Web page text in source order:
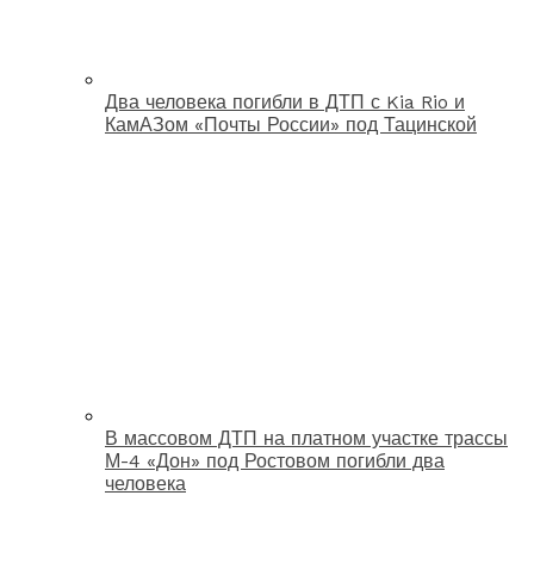
Два человека погибли в ДТП с Kia Rio и
КамАЗом «Почты России» под Тацинской
В массовом ДТП на платном участке трассы
М-4 «Дон» под Ростовом погибли два
человека